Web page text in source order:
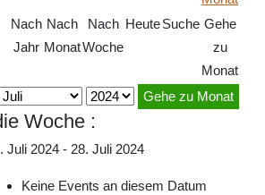
Nach
Jahr
Nach
Monat
Nach
Woche
HeuteSuche Gehe
zu
Monat
Gehe zu Monat
Woche :
Juli 2024 - 28. Juli 2024
Keine Events an diesem Datum